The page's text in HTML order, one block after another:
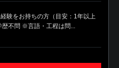
験をお持ちの方（目安：1年以上
歴不問 ※言語・工程は問...